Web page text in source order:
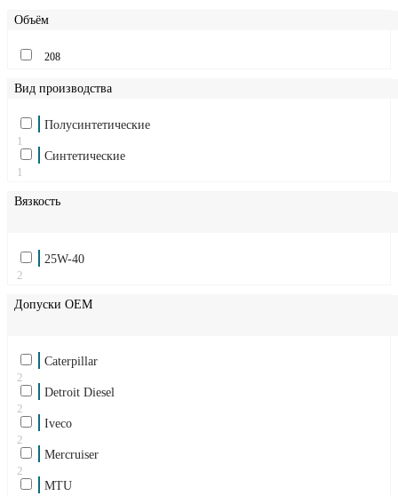
Объём
208
Вид производства
Полусинтетические
1
Синтетические
1
Вязкость
25W-40
2
Допуски OEM
Caterpillar
2
Detroit Diesel
2
Iveco
2
Mercruiser
2
MTU